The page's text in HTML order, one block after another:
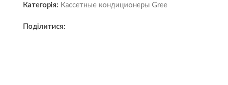
Категорія: Кассетные кондиционеры Gree
Поділитися: